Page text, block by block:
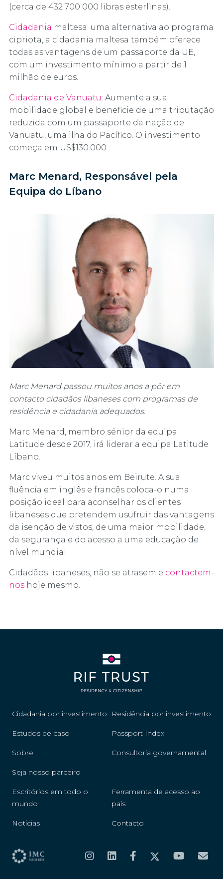
(cerca de 432 700 000 libras esterlinas).
Cidadania maltesa: uma alternativa ao programa
cipriota, a cidadania maltesa também oferece
todas as vantagens de um passaporte da UE,
com um investimento mínimo a partir de 1
milhão de euros.
Cidadania de Vanuatu: Aumente a sua
mobilidade global e beneficie de uma tributação
reduzida com um passaporte da nação de
Vanuatu, uma ilha do Pacífico. O investimento
começa em US$130.000.
Marc Menard, Responsável pela
Equipa do Líbano
Marc Menard passou muitos anos a pôr em
contacto cidadãos libaneses com programas de
residência e cidadania adequados.
Marc Menard, membro sénior da equipa
Latitude desde 2017, irá liderar a equipa Latitude
Líbano.
Marc viveu muitos anos em Beirute. A sua
fluência em inglês e francês coloca-o numa
posição ideal para aconselhar os clientes
libaneses que pretendem usufruir das vantagens
da isenção de vistos, de uma maior mobilidade,
da segurança e do acesso a uma educação de
nível mundial.
Cidadãos libaneses, não se atrasem e contactem-
nos hoje mesmo.
Cidadania por investimento Residência por investimento
Estudos de caso Passport Index
Sobre Consultoria governamental
Seja nosso parceiro
Escritórios em todo o
mundo
Ferramenta de acesso ao
país
Notícias Contacto